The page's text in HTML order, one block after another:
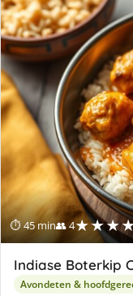
⏱ 45 min👥 4
Indiase Boterkip
Avondeten &